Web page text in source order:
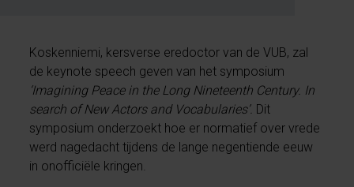
Koskenniemi, kersverse eredoctor van de VUB, zal
de keynote speech geven van het symposium
‘Imagining Peace in the Long Nineteenth Century. In
search of New Actors and Vocabularies’. Dit
symposium onderzoekt hoe er normatief over vrede
werd nagedacht tijdens de lange negentiende eeuw
in onofficiële kringen.